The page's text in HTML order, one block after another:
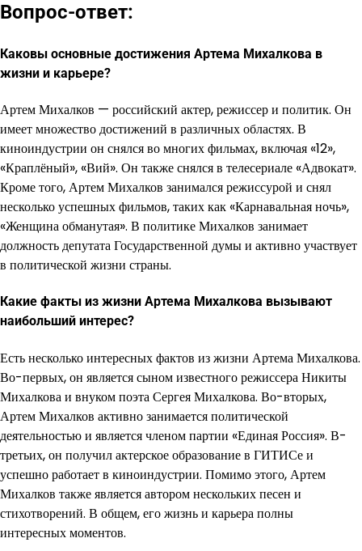
Вопрос-ответ:
Каковы основные достижения Артема Михалкова в
жизни и карьере?
Артем Михалков — российский актер, режиссер и политик. Он
имеет множество достижений в различных областях. В
киноиндустрии он снялся во многих фильмах, включая «12»,
«Краплёный», «Вий». Он также снялся в телесериале «Адвокат».
Кроме того, Артем Михалков занимался режиссурой и снял
несколько успешных фильмов, таких как «Карнавальная ночь»,
«Женщина обманутая». В политике Михалков занимает
должность депутата Государственной думы и активно участвует
в политической жизни страны.
Какие факты из жизни Артема Михалкова вызывают
наибольший интерес?
Есть несколько интересных фактов из жизни Артема Михалкова.
Во-первых, он является сыном известного режиссера Никиты
Михалкова и внуком поэта Сергея Михалкова. Во-вторых,
Артем Михалков активно занимается политической
деятельностью и является членом партии «Единая Россия». В-
третьих, он получил актерское образование в ГИТИСе и
успешно работает в киноиндустрии. Помимо этого, Артем
Михалков также является автором нескольких песен и
стихотворений. В общем, его жизнь и карьера полны
интересных моментов.